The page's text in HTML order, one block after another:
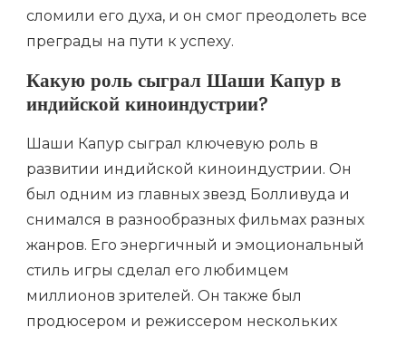
сломили его духа, и он смог преодолеть все
преграды на пути к успеху.
Какую роль сыграл Шаши Капур в
индийской киноиндустрии?
Шаши Капур сыграл ключевую роль в
развитии индийской киноиндустрии. Он
был одним из главных звезд Болливуда и
снимался в разнообразных фильмах разных
жанров. Его энергичный и эмоциональный
стиль игры сделал его любимцем
миллионов зрителей. Он также был
продюсером и режиссером нескольких